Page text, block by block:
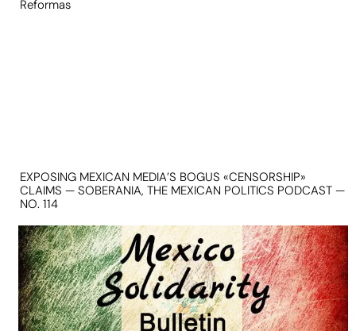
Reformas
EXPOSING MEXICAN MEDIA’S BOGUS «CENSORSHIP»
CLAIMS — SOBERANIA, THE MEXICAN POLITICS PODCAST —
NO. 114